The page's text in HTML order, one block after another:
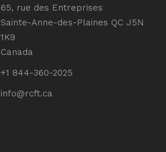
65, rue des Entreprises
Sainte-Anne-des-Plaines QC J5N
1K9
Canada
+1 844-360-2025
info@rcft.ca